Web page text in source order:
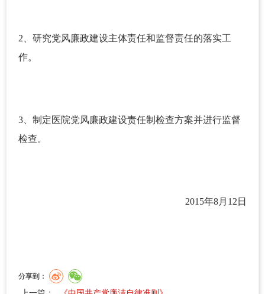
2、研究党风廉政建设主体责任和监督责任的落实工
作。
3、制定医院党风廉政建设责任制检查方案并进行监督
检查。
2015年8月12日
分享到：